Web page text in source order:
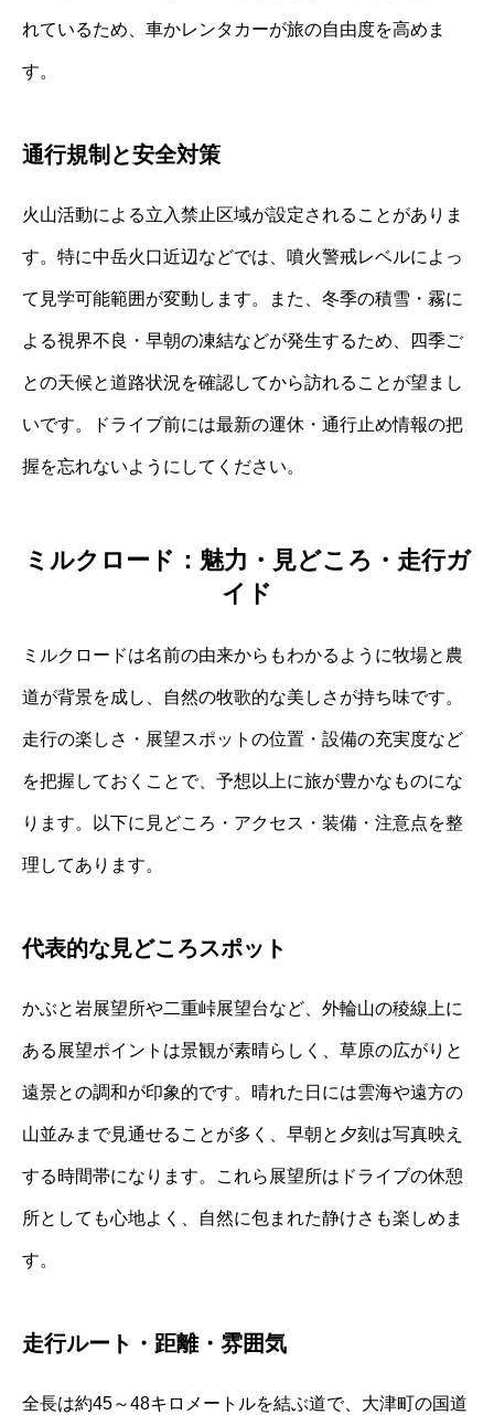
れているため、車かレンタカーが旅の自由度を高めま
す。
通行規制と安全対策
火山活動による立入禁止区域が設定されることがありま
す。特に中岳火口近辺などでは、噴火警戒レベルによっ
て見学可能範囲が変動します。また、冬季の積雪・霧に
よる視界不良・早朝の凍結などが発生するため、四季ご
との天候と道路状況を確認してから訪れることが望まし
いです。ドライブ前には最新の運休・通行止め情報の把
握を忘れないようにしてください。
ミルクロード：魅力・見どころ・走行ガ
イド
ミルクロードは名前の由来からもわかるように牧場と農
道が背景を成し、自然の牧歌的な美しさが持ち味です。
走行の楽しさ・展望スポットの位置・設備の充実度など
を把握しておくことで、予想以上に旅が豊かなものにな
ります。以下に見どころ・アクセス・装備・注意点を整
理してあります。
代表的な見どころスポット
かぶと岩展望所や二重峠展望台など、外輪山の稜線上に
ある展望ポイントは景観が素晴らしく、草原の広がりと
遠景との調和が印象的です。晴れた日には雲海や遠方の
山並みまで見通せることが多く、早朝と夕刻は写真映え
する時間帯になります。これら展望所はドライブの休憩
所としても心地よく、自然に包まれた静けさも楽しめま
す。
走行ルート・距離・雰囲気
全長は約45～48キロメートルを結ぶ道で、大津町の国道